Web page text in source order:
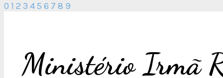
0 1 2 3 45 6 7 8 9
Ministério Irmã